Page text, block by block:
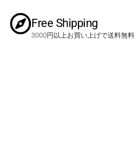
Free Shipping
3000円以上お買い上げで送料無料